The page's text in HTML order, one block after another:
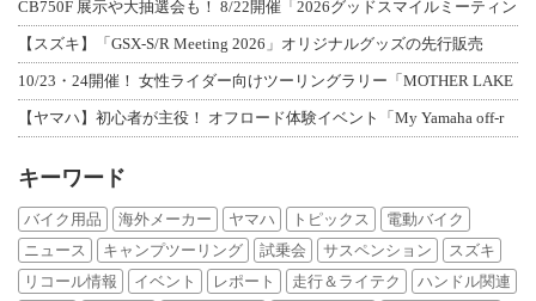
CB750F 展示や大抽選会も！ 8/22開催「2026グッドスマイルミーティン
【スズキ】「GSX-S/R Meeting 2026」オリジナルグッズの先行販売
10/23・24開催！ 女性ライダー向けツーリングラリー「MOTHER LAKE
【ヤマハ】初心者が主役！ オフロード体験イベント「My Yamaha off-r
キーワード
バイク用品 海外メーカー ヤマハ トピックス
電動バイク
ニュース
キャンプツーリング 試乗会 サスペンション
スズキ
リコール情報
イベント レポート 走行＆ライテク
ハンドル関連